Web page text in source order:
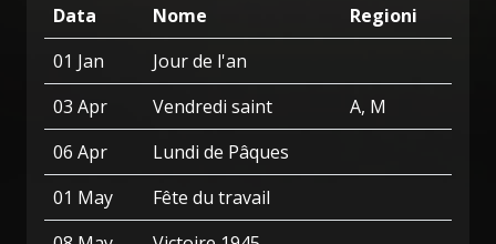
Data Nome
Regioni
01 Jan
Jour de l'an
03 Apr
Vendredi saint
A, M
06 Apr
Lundi de Pâques
01 May
Fête du travail